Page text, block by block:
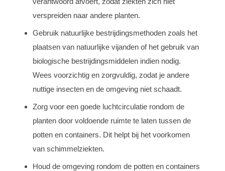
verspreiden naar andere planten.
Gebruik natuurlijke bestrijdingsmethoden zoals het
plaatsen van natuurlijke vijanden of het gebruik van
biologische bestrijdingsmiddelen indien nodig.
Wees voorzichtig en zorgvuldig, zodat je andere
nuttige insecten en de omgeving niet schaadt.
Zorg voor een goede luchtcirculatie rondom de
planten door voldoende ruimte te laten tussen de
potten en containers. Dit helpt bij het voorkomen
van schimmelziekten.
Houd de omgeving rondom de potten en containers